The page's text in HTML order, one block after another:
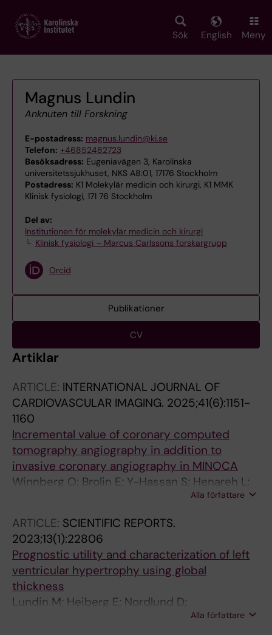
main
Sök English Meny
Magnus Lundin
Anknuten till Forskning
E-postadress: magnus.lundin@ki.se
Telefon: +46852482723
Besöksadress: Eugeniavägen 3, Karolinska
universitetssjukhuset, NKS A8:01, 17176 Stockholm
Postadress: K1 Molekylär medicin och kirurgi, K1 MMK
Klinisk fysiologi, 171 76 Stockholm
Del av:
Institutionen för molekylär medicin och kirurgi
Klinisk fysiologi – Marcus Carlssons forskargrupp
Orcid
Publikationer
CV
Artiklar
ARTICLE: INTERNATIONAL JOURNAL OF
CARDIOVASCULAR IMAGING. 2025;41(6):1151-
1160
Incremental value of coronary computed
tomography angiography in addition to
invasive coronary angiography in MINOCA
Winnberg O; Brolin E; Y-Hassan S; Henareh L;
Sorensson P; Collste O; Ekenback C; Lundin M;
J; Sundqvist MG; Hofman-Bang C; Lynga P;
Maret E; Sarkar N; Spaak J; Roshnee RP;
Ugander M; Santos-Pardo I; Tornvall P; Jensen
J
Alla författare
ARTICLE: SCIENTIFIC REPORTS.
2023;13(1):22806
Prognostic utility and characterization of left
ventricular hypertrophy using global
thickness
Lundin M; Heiberg E; Nordlund D;
Gyllenhammar T; Steding-Ehrenborg K;
Alla författare